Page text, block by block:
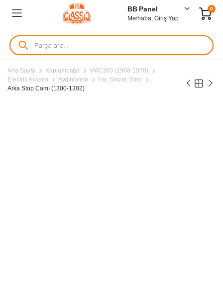
BB Panel
Merhaba, Giriş Yap
0
Products
search
Ana Sayfa Kaplumbağa
VW1300 (1968-1970)
Elektrik Aksamı
Aydınlatma
Far, Sinyal, Stop
Arka Stop Camı (1300-1302)